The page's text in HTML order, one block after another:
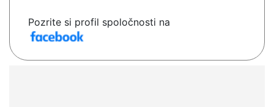
Pozrite si profil spoločnosti na